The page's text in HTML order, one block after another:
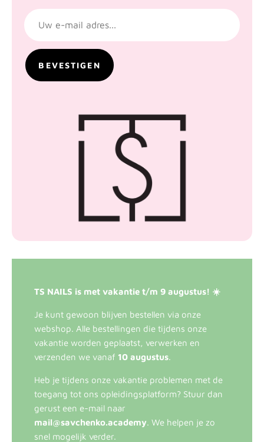
TS NAILS is met vakantie t/m 9 augustus! ☀️
Je kunt gewoon blijven bestellen via onze
webshop. Alle bestellingen die tijdens onze
vakantie worden geplaatst, verwerken en
verzenden we vanaf 10 augustus.
Heb je tijdens onze vakantie problemen met de
toegang tot ons opleidingsplatform? Stuur dan
gerust een e-mail naar
mail@savchenko.academy. We helpen je zo
snel mogelijk verder.